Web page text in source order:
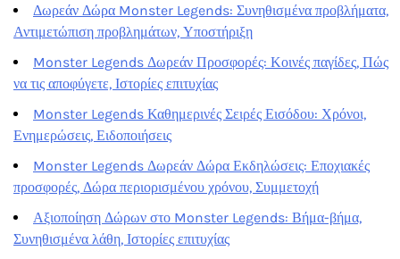
Δωρεάν Δώρα Monster Legends: Συνηθισμένα προβλήματα,
Αντιμετώπιση προβλημάτων, Υποστήριξη
Monster Legends Δωρεάν Προσφορές: Κοινές παγίδες, Πώς
να τις αποφύγετε, Ιστορίες επιτυχίας
Monster Legends Καθημερινές Σειρές Εισόδου: Χρόνοι,
Ενημερώσεις, Ειδοποιήσεις
Monster Legends Δωρεάν Δώρα Εκδηλώσεις: Εποχιακές
προσφορές, Δώρα περιορισμένου χρόνου, Συμμετοχή
Αξιοποίηση Δώρων στο Monster Legends: Βήμα-βήμα,
Συνηθισμένα λάθη, Ιστορίες επιτυχίας